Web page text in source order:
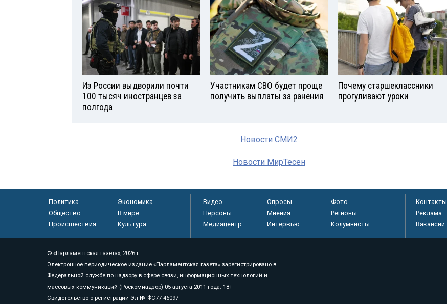
Из России выдворили почти
100 тысяч иностранцев за
полгода
Участникам СВО будет проще
получить выплаты за ранения
Почему старшеклассники
прогуливают уроки
Новости СМИ2
Новости МирТесен
Политика
Экономика
Общество
В мире
Происшествия
Культура
Видео Опросы
Фото
Персоны
Мнения
Регионы
Медиацентр
Интервью Колумнисты
Контакты
Реклама
Вакансии
© «Парламентская газета», 2026 г.
Электронное периодическое издание «Парламентская газета» зарегистрировано в
Федеральной службе по надзору в сфере связи, информационных технологий и
массовых коммуникаций (Роскомнадзор) 05 августа 2011 года. 18+
Свидетельство о регистрации Эл № ФС77-46097